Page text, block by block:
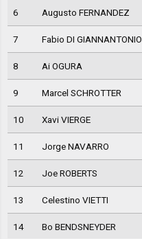
6 Augusto FERNANDEZ
7 Fabio DI GIANNANTONIO
8 Ai OGURA
9 Marcel SCHROTTER
10 Xavi VIERGE
11 Jorge NAVARRO
12 Joe ROBERTS
13 Celestino VIETTI
14 Bo BENDSNEYDER